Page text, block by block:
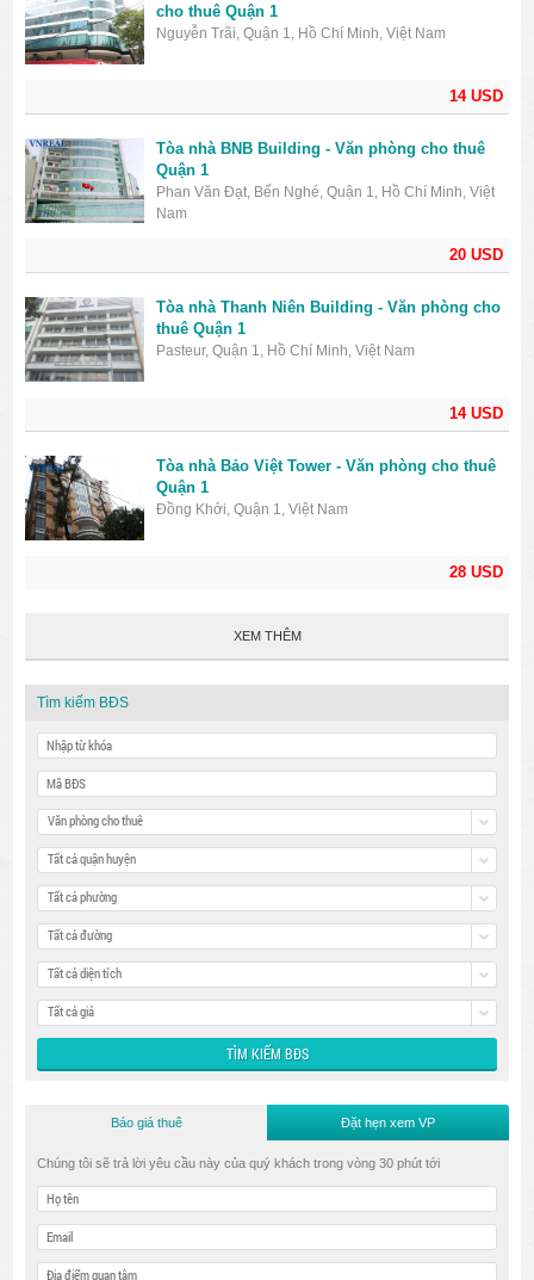
14 USD
cho thuê Quận 1
Nguyễn Trãi, Quận 1, Hồ Chí Minh, Việt Nam
20 USD
Tòa nhà BNB Building - Văn phòng cho thuê
Quận 1
Phan Văn Đạt, Bến Nghé, Quận 1, Hồ Chí Minh, Việt
Nam
14 USD
Tòa nhà Thanh Niên Building - Văn phòng cho
thuê Quận 1
Pasteur, Quận 1, Hồ Chí Minh, Việt Nam
28 USD
Tòa nhà Bảo Việt Tower - Văn phòng cho thuê
Quận 1
Đồng Khởi, Quận 1, Việt Nam
XEM THÊM
Tìm kiếm BĐS
Văn phòng cho thuê
Tất cả quận huyện
Tất cả phường
Tất cả đường
Tất cả diện tích
Tất cả giá
Báo giá thuê Đặt hẹn xem VP
Chúng tôi sẽ trả lời yêu cầu này của quý khách trong vòng 30 phút tới